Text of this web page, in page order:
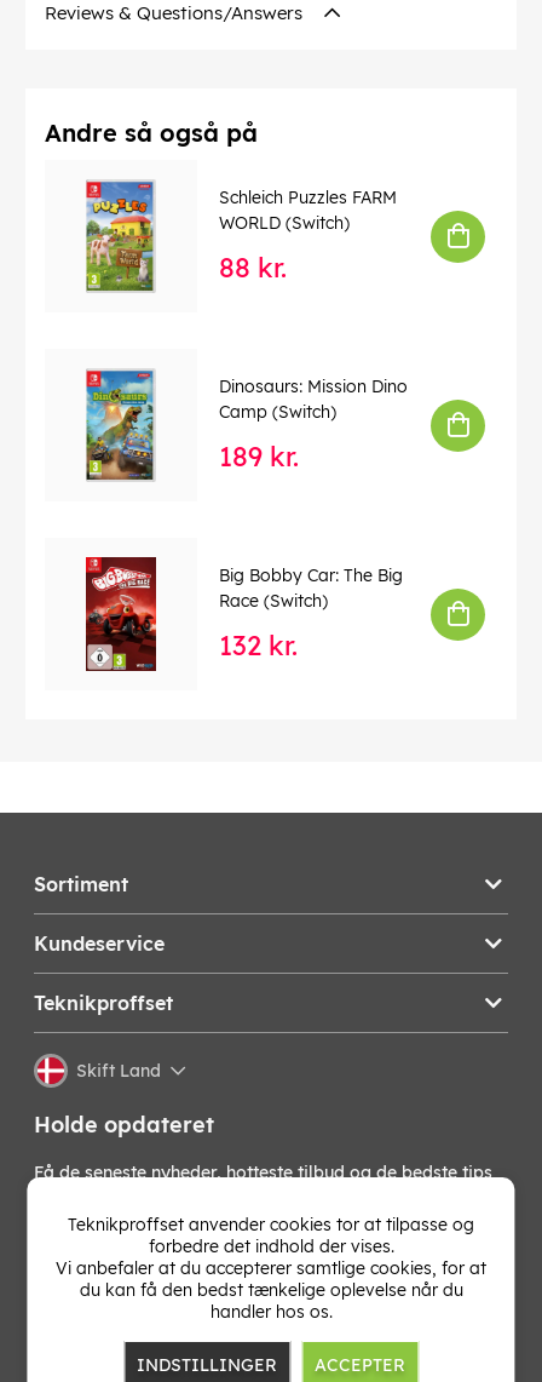
Reviews & Questions/Answers
Andre så også på
Schleich Puzzles FARM
WORLD (Switch)
88 kr.
Dinosaurs: Mission Dino
Camp (Switch)
189 kr.
Big Bobby Car: The Big
Race (Switch)
132 kr.
Sortiment
Kundeservice
Teknikproffset
Skift Land
Holde opdateret
Få de seneste nyheder, hotteste tilbud og de bedste tips
nyhedsbrev!
OK
Teknikproffset anvender cookies tor at tilpasse og
forbedre det indhold der vises.
Vi anbefaler at du accepterer samtlige cookies, for at
du kan få den bedst tænkelige oplevelse når du
handler hos os.
INDSTILLINGER ACCEPTER